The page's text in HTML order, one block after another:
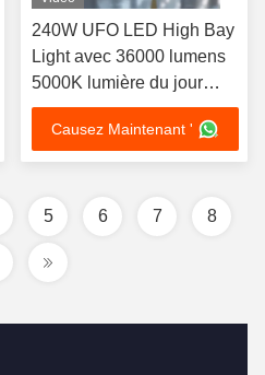
240W UFO LED High Bay
Light avec 36000 lumens
5000K lumière du jour
Blanc IP65 Pour entrepôt
Causez Maintenant '
5 6 7 8